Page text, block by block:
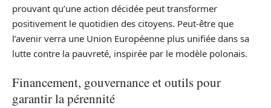
prouvant qu’une action décidée peut transformer
positivement le quotidien des citoyens. Peut-être que
l’avenir verra une Union Européenne plus unifiée dans sa
lutte contre la pauvreté, inspirée par le modèle polonais.
Financement, gouvernance et outils pour
garantir la pérennité